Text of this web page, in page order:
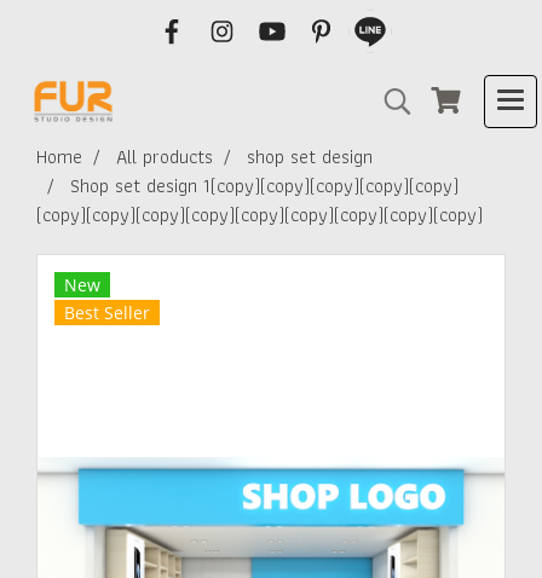
Home All products
shop set design
Shop set design 1(copy)(copy)(copy)(copy)(copy)
(copy)(copy)(copy)(copy)(copy)(copy)(copy)(copy)(copy)
New
Best Seller